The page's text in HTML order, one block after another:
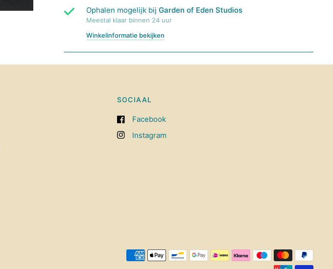
Ophalen mogelijk bij Garden of Eden Studios
Meestal klaar binnen 24 uur
Winkelinformatie bekijken
SOCIAAL
Facebook
Instagram